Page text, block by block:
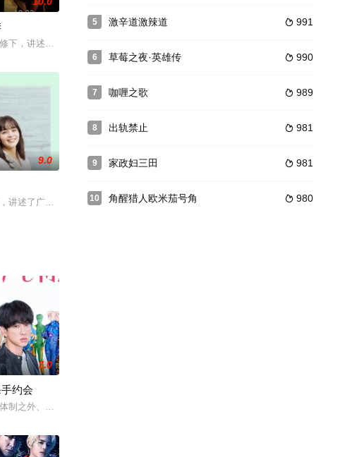
在发现事件的犯人可能是高中同学后，与许久未联系的伙伴们再次
特殊诈骗组织“幻兽”的干部后，两人决定为父报仇。哥哥渡良濑贵一曾是警察，充满
故障而困在道路中央。出现在一筹莫展的玲面前的，是一个骑摩托车的青年。他熟练地
下，讲述了包含许多原创要素的“天狗的后裔”们一个夏天的故事。这次也会产生新的
8.7分的高分，展现了其经久不衰的艺术价值。
、黑社会的各种信息、在幕后操纵社会的神秘情报员“信息员”木原庆次郎（桐谷 饰）
9.0
讲述了广濑樱与高中生儿子透辉度过幸福的每一天，某天透辉带来的女友叶的香味，
木雅的真实经历，描绘了她们推动护士注册制度、设立派出看护妇会协助防疫的历程
7.0
约会
制之外、孤傲冷峻的“独狼”刑警，与一位拥有特异功能的神秘密友展开。女主角黑井
5  991
激辛道激辣道
6  990
草莓之夜·英雄传
7  989
咖喱之歌
8  981
出轨禁止
9  981
家政妇三田
10  980
角醒猎人欧米茄号角